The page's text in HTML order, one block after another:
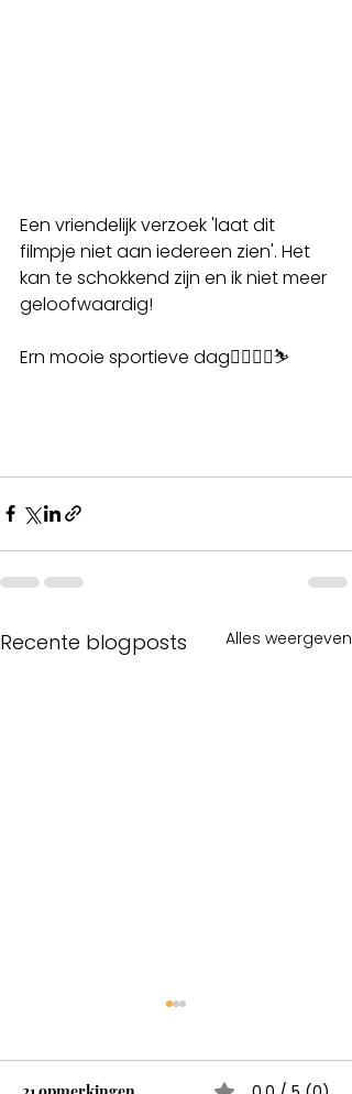
Een vriendelijk verzoek 'laat dit
filmpje niet aan iedereen zien'. Het
kan te schokkend zijn en ik niet meer
geloofwaardig!
Ern mooie sportieve dag🏃‍♀️🏌‍♂️⛷
Recente blogposts Alles weergeven